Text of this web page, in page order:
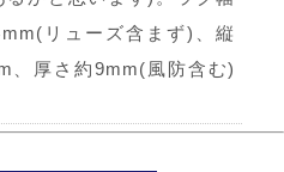
リューズ含まず)、縦
、厚さ約9mm(風防含む)